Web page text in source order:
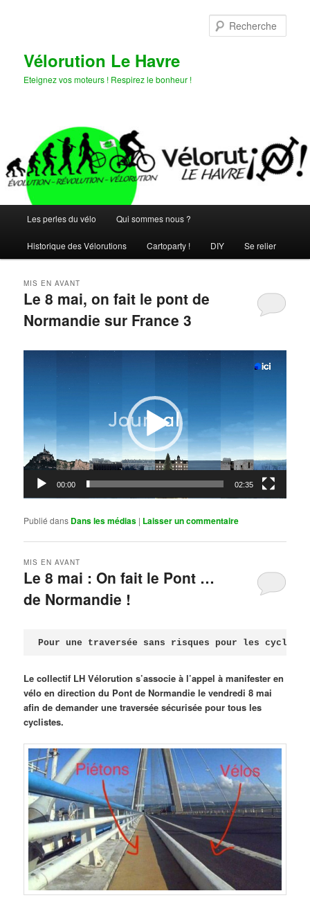
Vélorution Le Havre
Eteignez vos moteurs ! Respirez le bonheur !
principal
Les perles du vélo Qui sommes nous ?
Historique des Vélorutions Cartoparty ! DIY Se relier
Le 8 mai, on fait le pont de
Normandie sur France 3
MIS EN AVANT
00:00 02:35
Publié dans Dans les médias | Laisser un commentaire
Le 8 mai : On fait le Pont …
de Normandie !
MIS EN AVANT
Pour une traversée sans risques pour les
Le collectif LH Vélorution s’associe à l’appel à manifester en
vélo en direction du Pont de Normandie le vendredi 8 mai
afin de demander une traversée sécurisée pour tous les
cyclistes.